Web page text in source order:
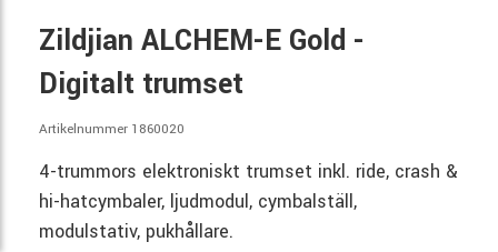
Zildjian ALCHEM-E Gold -
Digitalt trumset
Artikelnummer 1860020
4-trummors elektroniskt trumset inkl. ride, crash &
hi-hatcymbaler, ljudmodul, cymbalställ,
modulstativ, pukhållare.